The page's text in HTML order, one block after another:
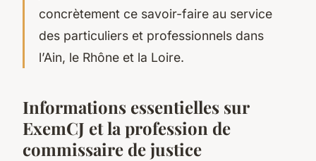
concrètement ce savoir-faire au service
des particuliers et professionnels dans
l’Ain, le Rhône et la Loire.
Informations essentielles sur
ExemCJ et la profession de
commissaire de justice